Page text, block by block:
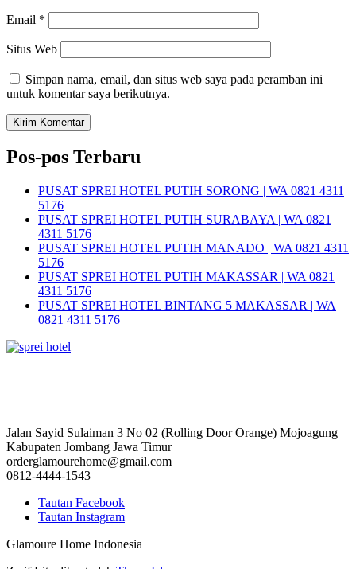
Email *
Situs Web
Simpan nama, email, dan situs web saya pada peramban ini
untuk komentar saya berikutnya.
Pos-pos Terbaru
PUSAT SPREI HOTEL PUTIH SORONG | WA 0821 4311
5176
PUSAT SPREI HOTEL PUTIH SURABAYA | WA 0821
4311 5176
PUSAT SPREI HOTEL PUTIH MANADO | WA 0821 4311
5176
PUSAT SPREI HOTEL PUTIH MAKASSAR | WA 0821
4311 5176
PUSAT SPREI HOTEL BINTANG 5 MAKASSAR | WA
0821 4311 5176
Jalan Sayid Sulaiman 3 No 02 (Rolling Door Orange) Mojoagung
Kabupaten Jombang Jawa Timur
orderglamourehome@gmail.com
0812-4444-1543
Tautan Facebook
Tautan Instagram
Glamoure Home Indonesia